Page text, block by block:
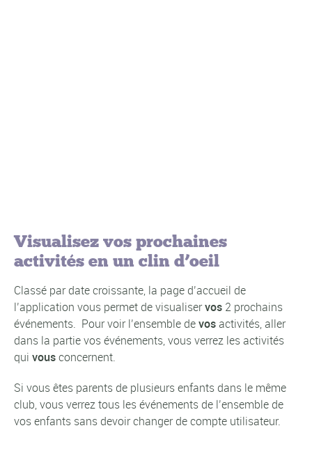
Visualisez vos prochaines
activités en un clin d’oeil
Classé par date croissante, la page d’accueil de
l’application vous permet de visualiservos 2 prochains
événements. Pour voir l’ensemble devosactivités, aller
dans la partie vos événements, vous verrez les activités
qui vousconcernent.
Si vous êtes parents de plusieurs enfants dans le même
club, vous verrez tous les événements de l’ensemble de
vos enfants sans devoir changer de compte utilisateur.